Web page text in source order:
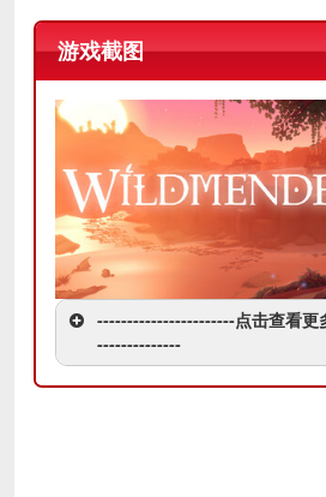
游戏截图
-----------------------点击查看更
--------------